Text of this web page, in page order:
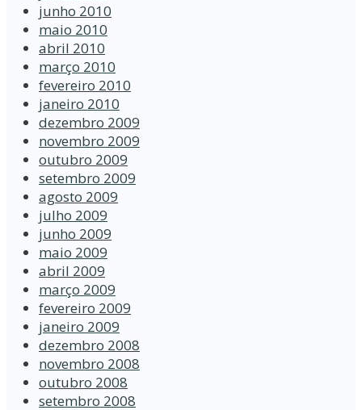
junho 2010
maio 2010
abril 2010
março 2010
fevereiro 2010
janeiro 2010
dezembro 2009
novembro 2009
outubro 2009
setembro 2009
agosto 2009
julho 2009
junho 2009
maio 2009
abril 2009
março 2009
fevereiro 2009
janeiro 2009
dezembro 2008
novembro 2008
outubro 2008
setembro 2008